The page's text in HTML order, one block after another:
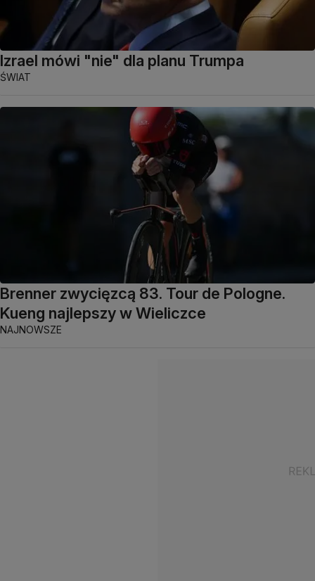
Izrael mówi "nie" dla planu Trumpa
ŚWIAT
Brenner zwycięzcą 83. Tour de Pologne.
Kueng najlepszy w Wieliczce
NAJNOWSZE